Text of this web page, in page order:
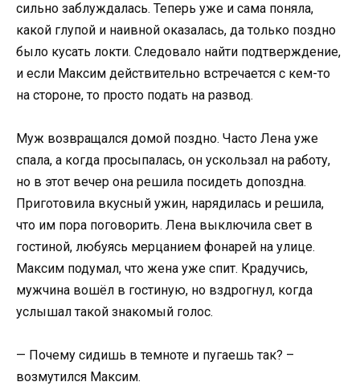
сильно заблуждалась. Теперь уже и сама поняла,
какой глупой и наивной оказалась, да только поздно
было кусать локти. Следовало найти подтверждение,
и если Максим действительно встречается с кем-то
на стороне, то просто подать на развод.
Муж возвращался домой поздно. Часто Лена уже
спала, а когда просыпалась, он ускользал на работу,
но в этот вечер она решила посидеть допоздна.
Приготовила вкусный ужин, нарядилась и решила,
что им пора поговорить. Лена выключила свет в
гостиной, любуясь мерцанием фонарей на улице.
Максим подумал, что жена уже спит. Крадучись,
мужчина вошёл в гостиную, но вздрогнул, когда
услышал такой знакомый голос.
— Почему сидишь в темноте и пугаешь так? –
возмутился Максим.